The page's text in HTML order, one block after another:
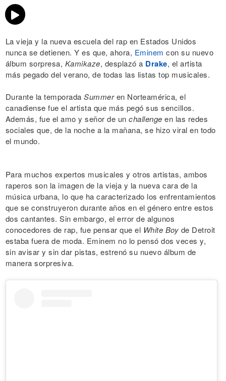
La vieja y la nueva escuela del rap en Estados Unidos
nunca se detienen. Y es que, ahora, Eminem con su nuevo
álbum sorpresa, Kamikaze, desplazó a Drake, el artista
más pegado del verano, de todas las listas top musicales.
Durante la temporada Summeren Norteamérica, el
canadiense fue el artista que más pegó sus sencillos.
Además, fue el amo y señor de un challenge en las redes
sociales que, de la noche a la mañana, se hizo viral en todo
el mundo.
Para muchos expertos musicales y otros artistas, ambos
raperos son la imagen de la vieja y la nueva cara de la
música urbana, lo que ha caracterizado los enfrentamientos
que se construyeron durante años en el género entre estos
dos cantantes. Sin embargo, el error de algunos
conocedores de rap, fue pensar que el White Boy de Detroit
estaba fuera de moda. Eminem no lo pensó dos veces y,
sin avisar y sin dar pistas, estrenó su nuevo álbum de
manera sorpresiva.